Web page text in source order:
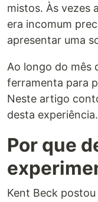
mistos. Às vezes
era incomum
apresentar uma
Ao longo do mês
ferramenta para
Neste artigo
desta experiência.
Por que
Kent Beck